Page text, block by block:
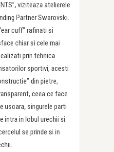
viziteaza atelierele
Partner Swarovski.
cuff” rafinati si
chiar si cele mai
prin tehnica
sportivi, acesti
din pietre,
ceea ce face
usoara, singurele parti
intra in lobul urechii si
se prinde si in